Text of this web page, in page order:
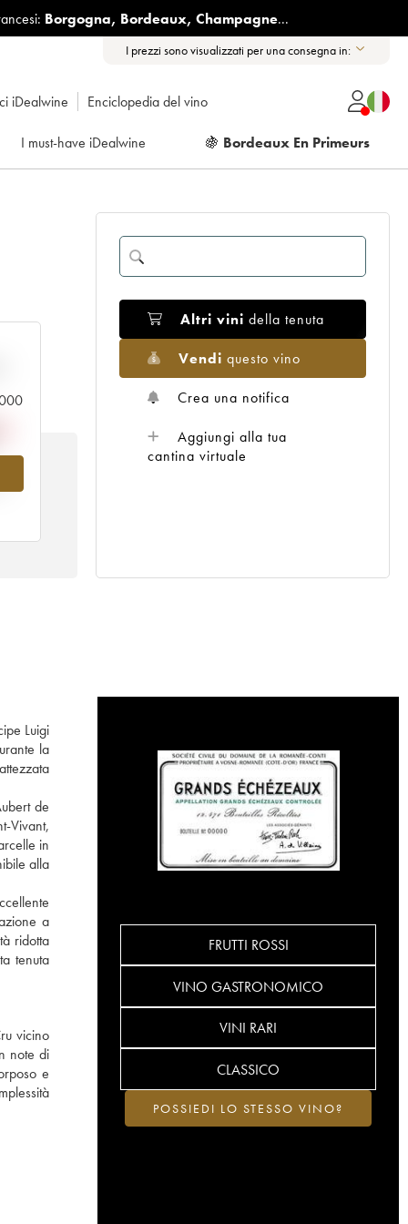
Borgogna, Bordeaux, Champagne...
I prezzi sono visualizzati per una consegna in:
iDealwine Enciclopedia del vino
I must-have iDealwine 🍇 Bordeaux En Primeurs
Altri vini della tenuta
Vendi questo vino
Crea una notifica
Aggiungi alla tua
cantina virtuale
Luigi
la
de
Vivant,
in
alla
a
ridotta
tenuta
vicino
note di
e
FRUTTI ROSSI
VINO GASTRONOMICO
VINI RARI
CLASSICO
POSSIEDI LO STESSO VINO?